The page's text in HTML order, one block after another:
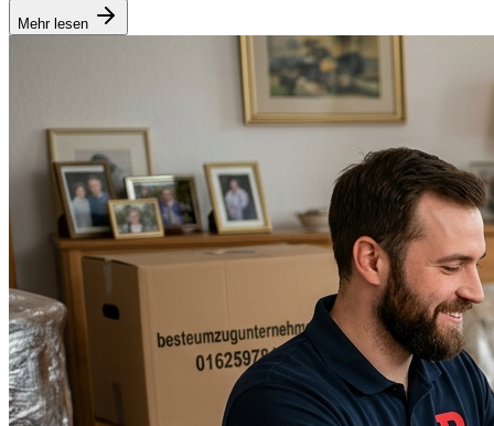
Mehr lesen